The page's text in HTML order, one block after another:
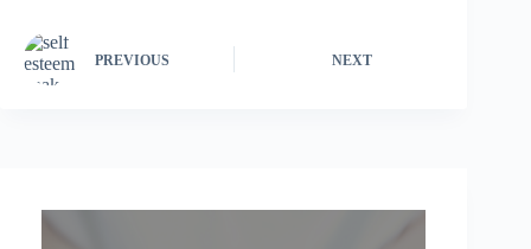
PREVIOUS NEXT